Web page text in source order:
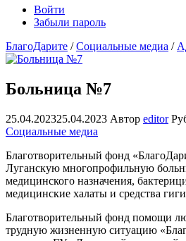
Войти
Забыли пароль
БлагоДарите /Социальные медиа /
Больница №7
25.04.202325.04.2023 Автор editor
Социальные медиа
Благотворительный фонд
Луганскую многопрофильную
медицинского назначения,
медицинские халаты и средства
Благотворительный фонд помощи
трудную жизненную ситуацию